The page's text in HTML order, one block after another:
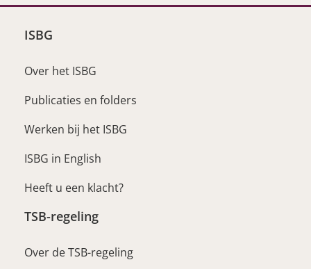
ISBG
Over het ISBG
Publicaties en folders
Werken bij het ISBG
ISBG in English
Heeft u een klacht?
TSB-regeling
Over de TSB-regeling